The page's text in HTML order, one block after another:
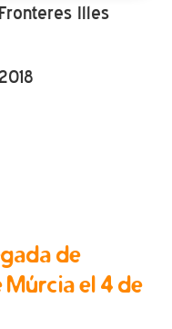
Illes
de
Múrcia el 4 de